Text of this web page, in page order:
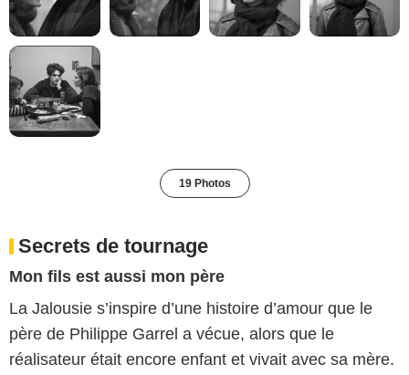
19 Photos
Secrets de tournage
Mon fils est aussi mon père
La Jalousie s’inspire d’une histoire d’amour que le
père de Philippe Garrel a vécue, alors que le
réalisateur était encore enfant et vivait avec sa mère.